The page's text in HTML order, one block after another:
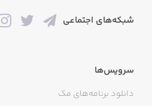
شبکه‌های اجتماعی
سرویس‌ها
دانلود برنامه‌های مک